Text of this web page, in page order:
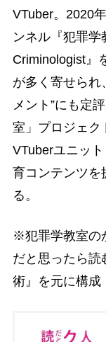
VTuber。2020
ンネル『犯罪
Criminologist』
が多く寄せられ
メント”にも定
室」プロジェク
VTuberユニッ
育コンテンツを
る。
※犯罪学教室の
だと思ったら読
術』を元に構成